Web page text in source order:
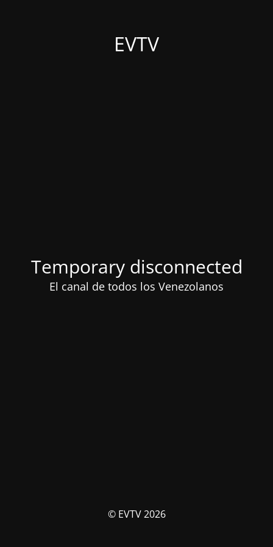
EVTV
Temporary disconnected
El canal de todos los Venezolanos
© EVTV 2026